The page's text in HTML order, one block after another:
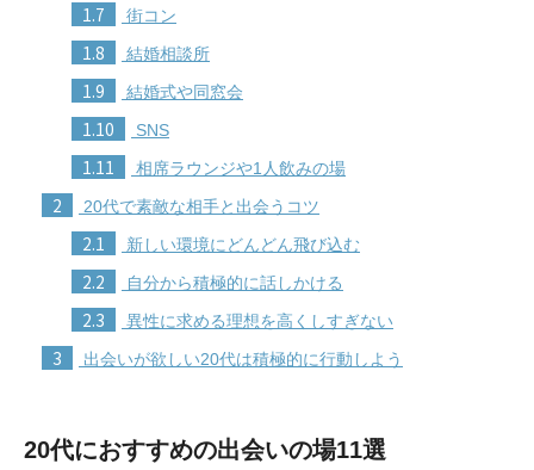
1.7 街コン
1.8 結婚相談所
1.9 結婚式や同窓会
1.10 SNS
1.11 相席ラウンジや1人飲みの場
2 20代で素敵な相手と出会うコツ
2.1 新しい環境にどんどん飛び込む
2.2 自分から積極的に話しかける
2.3 異性に求める理想を高くしすぎない
3 出会いが欲しい20代は積極的に行動しよう
20代におすすめの出会いの場11選